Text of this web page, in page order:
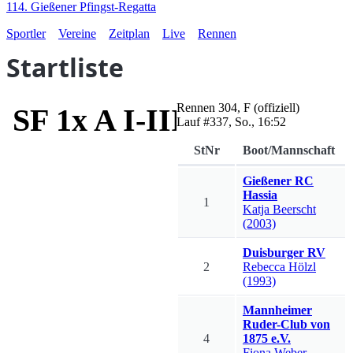
114. Gießener Pfingst-Regatta
Sportler
Vereine Zeitplan Live Rennen
Startliste
SF 1x A I-III Liebig-
Rennen 304, F (offiziell)
Lauf #337, So., 16:52
StNr Boot/Mannschaft
1
Gießener RC
Hassia
Katja Beerscht
(2003)
2
Duisburger RV
Rebecca Hölzl
(1993)
4
Mannheimer
Ruder-Club von
1875 e.V.